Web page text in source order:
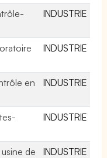
INDUSTRIE
INDUSTRIE
en
INDUSTRIE
INDUSTRIE
de
INDUSTRIE